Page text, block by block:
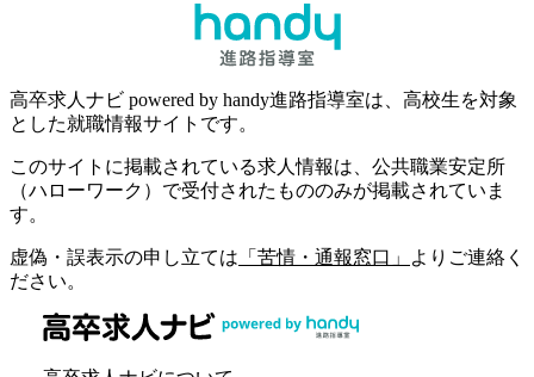
高卒求人ナビ powered by handy進路指導室は、高校生を対象
とした就職情報サイトです。
このサイトに掲載されている求人情報は、公共職業安定所
（ハローワーク）で受付されたもののみが掲載されていま
す。
虚偽・誤表示の申し立ては 「苦情・通報窓口」
よりご連絡く
ださい。